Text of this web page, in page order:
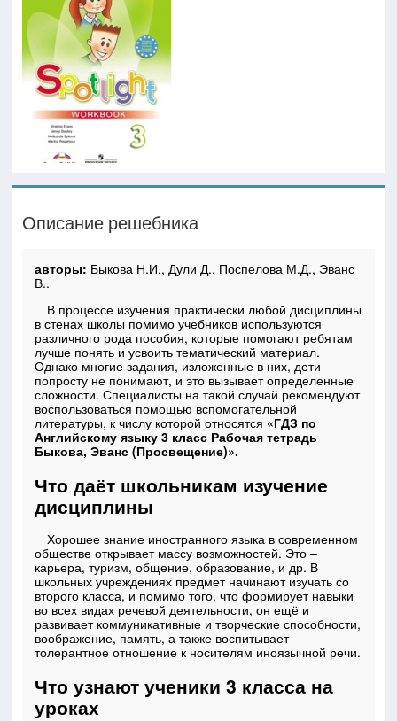
Описание решебника
авторы: Быкова Н.И., Дули Д., Поспелова М.Д., Эванс
В..
В процессе изучения практически любой дисциплины
в стенах школы помимо учебников используются
различного рода пособия, которые помогают ребятам
лучше понять и усвоить тематический материал.
Однако многие задания, изложенные в них, дети
попросту не понимают, и это вызывает определенные
сложности. Специалисты на такой случай рекомендуют
воспользоваться помощью вспомогательной
литературы, к числу которой относятся «ГДЗ по
Английскому языку 3 класс Рабочая тетрадь
Быкова, Эванс (Просвещение)».
Что даёт школьникам изучение
дисциплины
Хорошее знание иностранного языка в современном
обществе открывает массу возможностей. Это –
карьера, туризм, общение, образование, и др. В
школьных учреждениях предмет начинают изучать со
второго класса, и помимо того, что формирует навыки
во всех видах речевой деятельности, он ещё и
развивает коммуникативные и творческие способности,
воображение, память, а также воспитывает
толерантное отношение к носителям иноязычной речи.
Что узнают ученики 3 класса на
уроках